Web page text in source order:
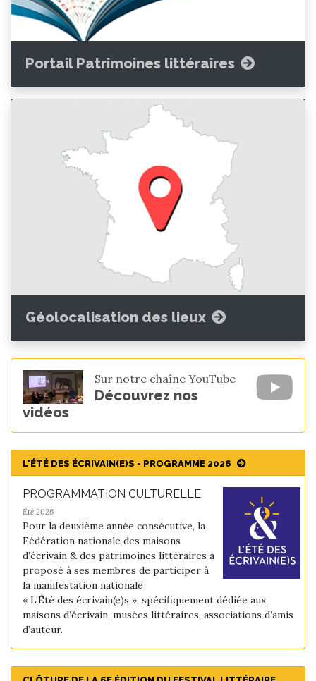
Portail Patrimoines littéraires
Géolocalisation des lieux
Sur notre chaîne YouTube
Découvrez nos
vidéos
L'ÉTÉ DES ÉCRIVAIN(E)S - PROGRAMME 2026
PROGRAMMATION CULTURELLE
Été 2026
Pour la deuxième année consécutive, la
Fédération nationale des maisons
d’écrivain & des patrimoines littéraires a
proposé à ses membres de participer à
la manifestation nationale
« L’Été des écrivain(e)s », spécifiquement dédiée aux
maisons d’écrivain, musées littéraires, associations d’amis
d’auteur.